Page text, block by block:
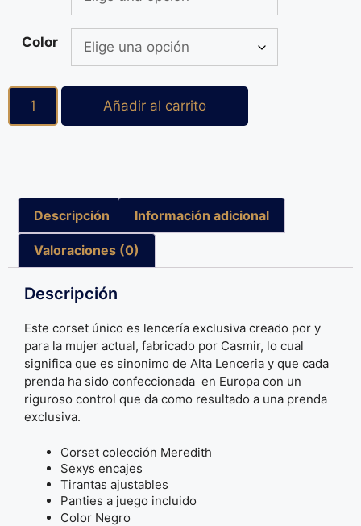
Color
Añadir al carrito
Descripción Información adicional
Valoraciones (0)
Descripción
Este corset único es lencería exclusiva creado por y
para la mujer actual, fabricado por Casmir, lo cual
significa que es sinonimo de Alta Lenceria y que cada
prenda ha sido confeccionada en Europa con un
riguroso control que da como resultado a una prenda
exclusiva.
Corset colección Meredith
Sexys encajes
Tirantas ajustables
Panties a juego incluido
Color Negro